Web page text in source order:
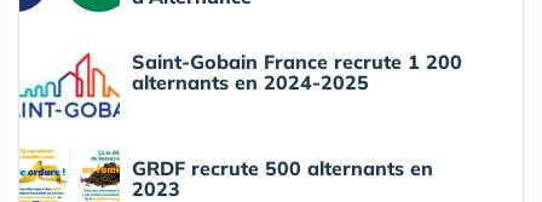
Saint-Gobain France recrute 1 200
alternants en 2024-2025
GRDF recrute 500 alternants en
2023